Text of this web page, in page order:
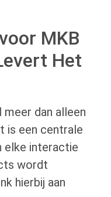
MKB
Het
meer dan alleen
is een centrale
elke interactie
wordt
hierbij aan